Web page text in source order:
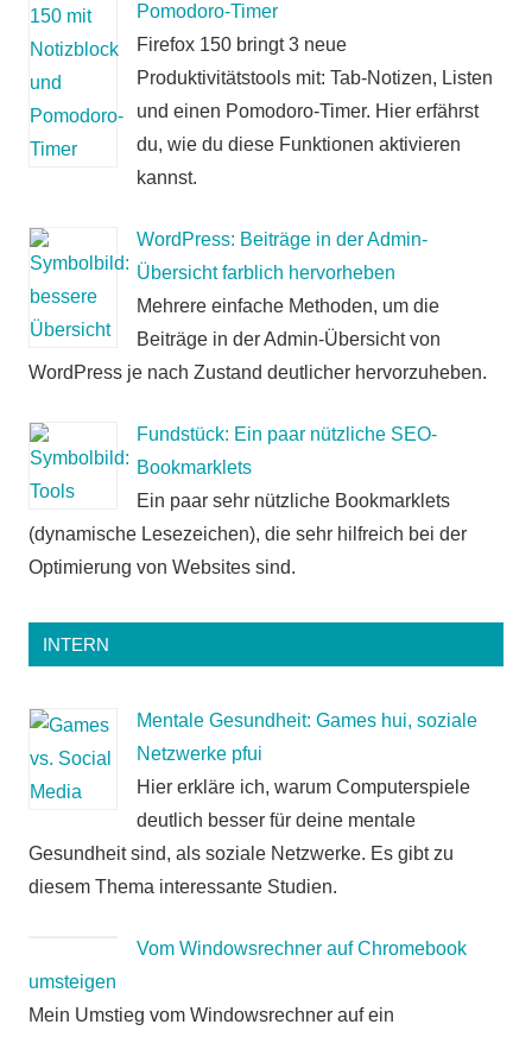
Pomodoro-Timer
Firefox 150 bringt 3 neue
Produktivitätstools mit: Tab-Notizen, Listen
und einen Pomodoro-Timer. Hier erfährst
du, wie du diese Funktionen aktivieren
kannst.
WordPress: Beiträge in der Admin-
Übersicht farblich hervorheben
Mehrere einfache Methoden, um die
Beiträge in der Admin-Übersicht von
WordPress je nach Zustand deutlicher hervorzuheben.
Fundstück: Ein paar nützliche SEO-
Bookmarklets
Ein paar sehr nützliche Bookmarklets
(dynamische Lesezeichen), die sehr hilfreich bei der
Optimierung von Websites sind.
INTERN
Mentale Gesundheit: Games hui, soziale
Netzwerke pfui
Hier erkläre ich, warum Computerspiele
deutlich besser für deine mentale
Gesundheit sind, als soziale Netzwerke. Es gibt zu
diesem Thema interessante Studien.
Vom Windowsrechner auf Chromebook
umsteigen
Mein Umstieg vom Windowsrechner auf ein